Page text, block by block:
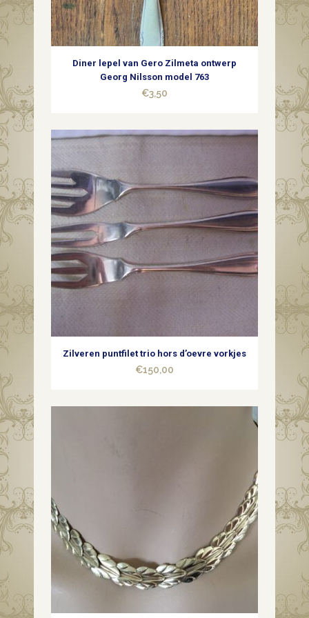
Diner lepel van Gero Zilmeta ontwerp
Georg Nilsson model 763
€3,50
Zilveren puntfilet trio hors d’oevre vorkjes
€150,00